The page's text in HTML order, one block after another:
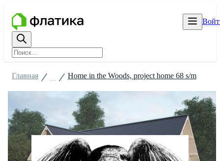
Главная Home in the Woods, project home 68 s/m